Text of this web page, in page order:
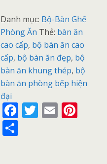
Danh mục: Bộ-Bàn Ghế
Phòng Ăn Thẻ: bàn ăn
cao cấp, bộ bàn ăn cao
cấp, bộ bàn ăn đẹp, bộ
bàn ăn khung thép, bộ
bàn ăn phòng bếp hiện
đại
F T E